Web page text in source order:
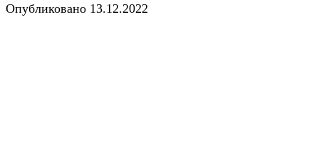
Опубликовано 13.12.2022